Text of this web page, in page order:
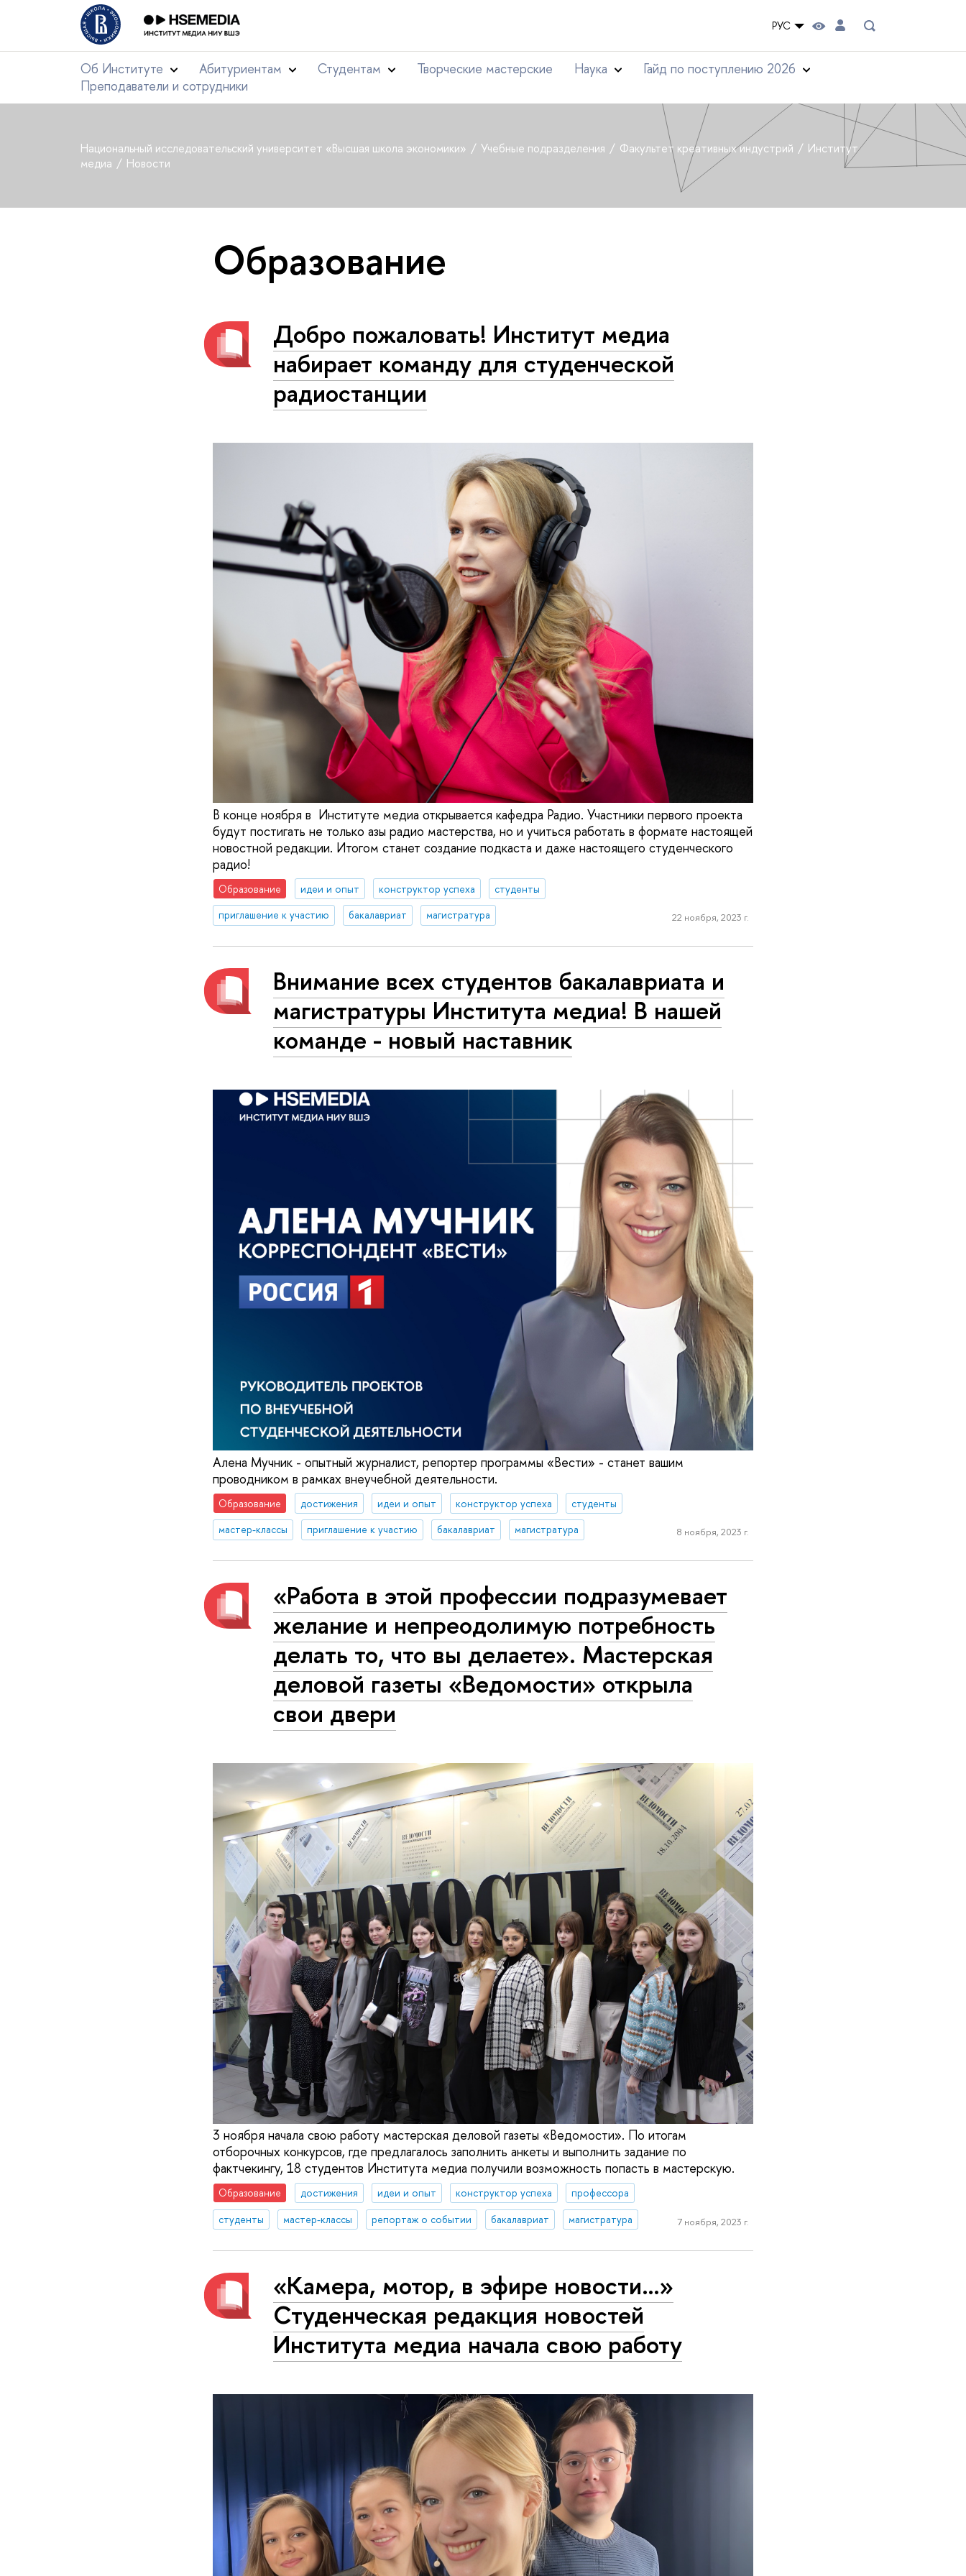
РУС
Об Институте Абитуриентам Студентам Творческие мастерские Наука
Гайд по поступлению 2026
Преподаватели и сотрудники
Национальный исследовательский университет «Высшая школа экономики» Учебные подразделения Факультет креативных индустрий
Институт
медиа
Новости
Образование
Добро пожаловать! Институт медиа
набирает команду для студенческой
радиостанции
В конце ноября в Институте медиа открывается кафедра Радио. Участники первого проекта
будут постигать не только азы радио мастерства, но и учиться работать в формате настоящей
новостной редакции. Итогом станет создание подкаста и даже настоящего студенческого
радио!
Образование идеи и опыт конструктор успеха
студенты
приглашение к участию
бакалавриат магистратура 22 ноября, 2023 г.
Внимание всех студентов бакалавриата и
магистратуры Института медиа! В нашей
команде - новый наставник
Алена Мучник - опытный журналист, репортер программы «Вести» - станет вашим
проводником в рамках внеучебной деятельности.
Образование достижения идеи и опыт конструктор успеха
студенты
мастер-классы
приглашение к участию бакалавриат магистратура 8 ноября, 2023 г.
«Работа в этой профессии подразумевает
желание и непреодолимую потребность
делать то, что вы делаете». Мастерская
деловой газеты «Ведомости» открыла
свои двери
3 ноября начала свою работу мастерская деловой газеты «Ведомости». По итогам
отборочных конкурсов, где предлагалось заполнить анкеты и выполнить задание по
фактчекингу, 18 студентов Института медиа получили возможность попасть в мастерскую.
Образование достижения идеи и опыт конструктор успеха
профессора
студенты
мастер-классы репортаж о событии бакалавриат магистратура 7 ноября, 2023 г.
«Камера, мотор, в эфире новости…»
Студенческая редакция новостей
Института медиа начала свою работу